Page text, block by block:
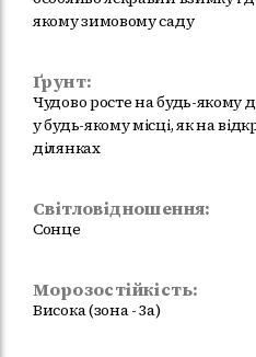
якому зимовому саду
Ґрунт:
Чудово росте на будь-якому
у будь-якому місці, як на
ділянках
Світловідношення:
Сонце
Морозостійкість:
Висока (зона - 3а)